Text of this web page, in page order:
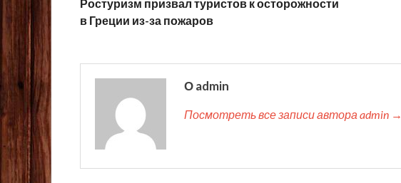
Ростуризм призвал туристов к осторожности
в Греции из-за пожаров
О admin
Посмотреть все записи автора admin →